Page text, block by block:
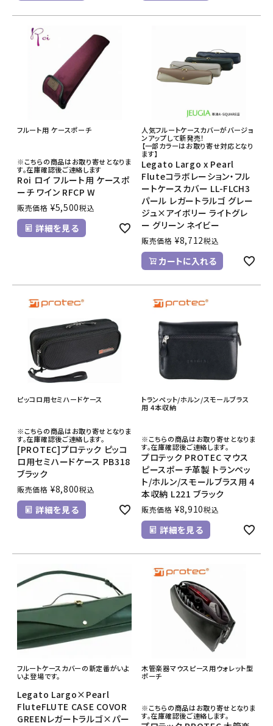
フルート用 ケースポーチ
※こちらの商品はお取り寄せとなりま
す。在庫確認後ご連絡します
Roi ロイ フルート用 ケースポ
ーチ ワイン RFCP W
販売価格 ¥5,500税込
詳細を見る
人気フルートケースカバーがバージョ
ンアップして新発売！
【一部カラーはお取り寄せ対応となり
ます】
Legato Largo x Pearl
Fluteコラボレーション・フル
ートケースカバー LL-FLCH3
パール レガートラルゴ グレー
ジュ×アイボリー ライトグレ
ー グリーン ネイビー
販売価格 ¥8,712税込
カートに入れる
ピッコロ用セミハードケース
※こちらの商品はお取り寄せとなりま
す。在庫確認後ご連絡します。
[PROTEC]プロテック ピッコ
ロ用セミハードケース PB318
ブラック
販売価格 ¥8,800税込
詳細を見る
トランペット/ホルン/スモールブラス
用 4本収納
※こちらの商品はお取り寄せとなりま
す。在庫確認後ご連絡します。
プロテック PROTEC マウス
ピースポーチ革製 トランペッ
ト/ホルン/スモールブラス用 4
本収納 L221 ブラック
販売価格 ¥8,910税込
詳細を見る
フルートケースカバーの新定番がいよ
いよ登場です。
Legato Largo×Pearl
FluteFLUTE CASE COVOR
GREENレガートラルゴ×パー
木管楽器マウスピース用ウォレット型
ポーチ
※こちらの商品はお取り寄せとなりま
す。在庫確認後ご連絡します。